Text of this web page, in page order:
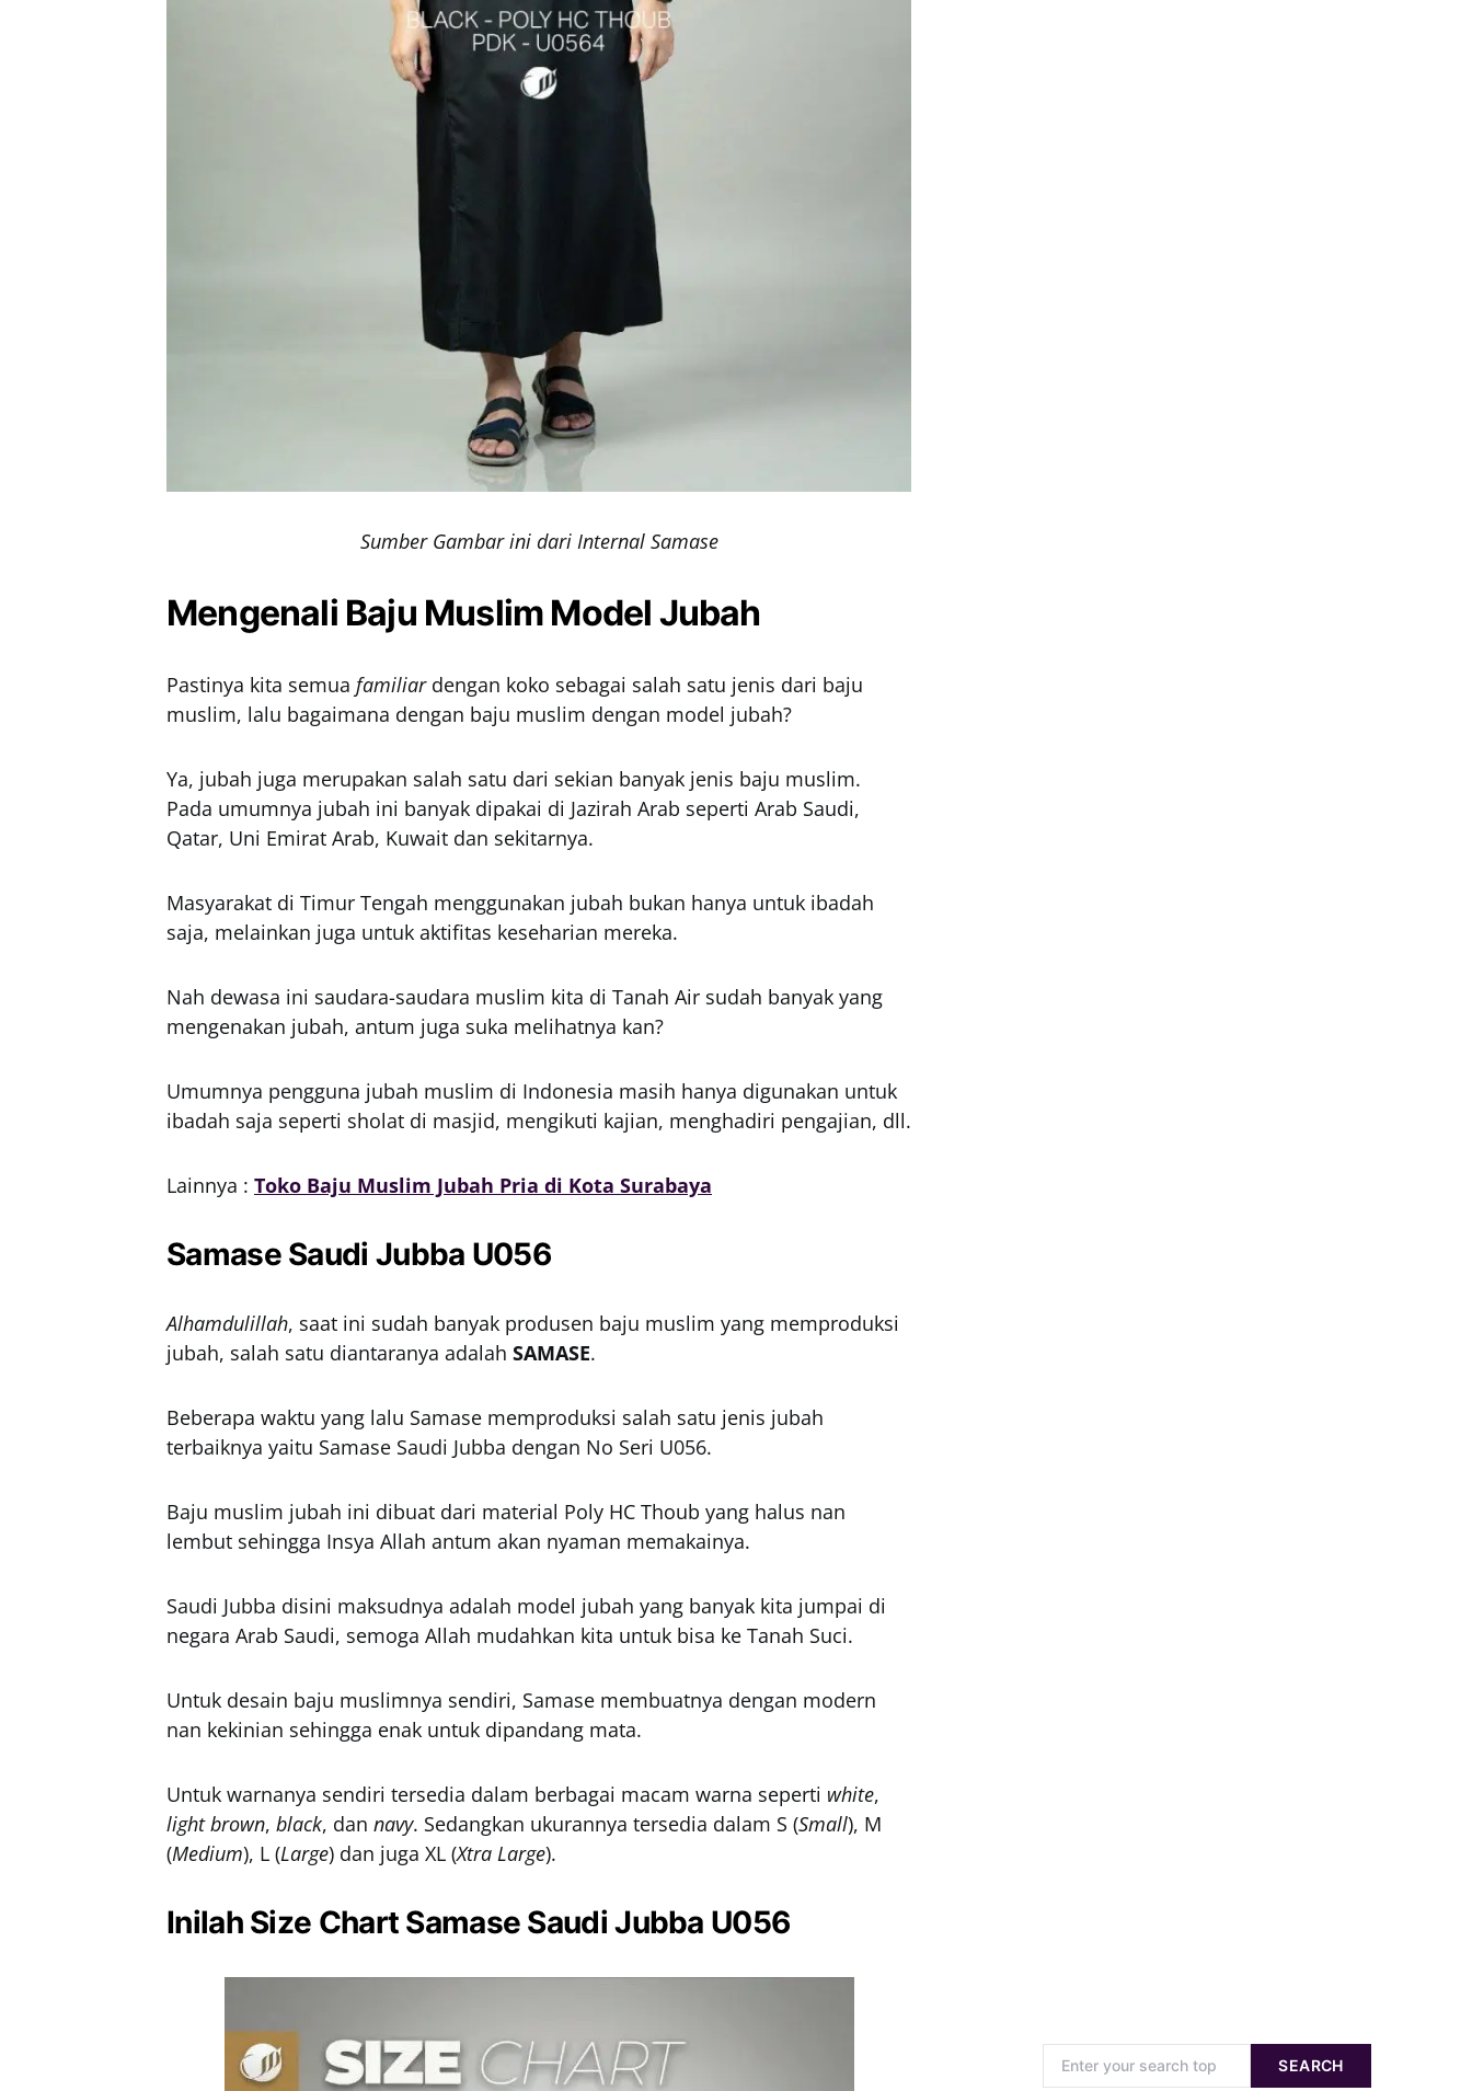
Sumber Gambar ini dari Internal Samase
Mengenali Baju Muslim Model Jubah
Pastinya kita semua familiardengan koko sebagai salah satu jenis dari baju
muslim, lalu bagaimana dengan baju muslim dengan model jubah?
Ya, jubah juga merupakan salah satu dari sekian banyak jenis baju muslim.
Pada umumnya jubah ini banyak dipakai di Jazirah Arab seperti Arab Saudi,
Qatar, Uni Emirat Arab, Kuwait dan sekitarnya.
Masyarakat di Timur Tengah menggunakan jubah bukan hanya untuk ibadah
saja, melainkan juga untuk aktifitas keseharian mereka.
Nah dewasa ini saudara-saudara muslim kita di Tanah Air sudah banyak yang
mengenakan jubah, antum juga suka melihatnya kan?
Umumnya pengguna jubah muslim di Indonesia masih hanya digunakan untuk
ibadah saja seperti sholat di masjid, mengikuti kajian, menghadiri pengajian, dll.
Lainnya : Toko Baju Muslim Jubah Pria di Kota Surabaya
Samase Saudi Jubba U056
Alhamdulillah, saat ini sudah banyak produsen baju muslim yang memproduksi
jubah, salah satu diantaranya adalah SAMASE.
Beberapa waktu yang lalu Samase memproduksi salah satu jenis jubah
terbaiknya yaitu Samase Saudi Jubba dengan No Seri U056.
Baju muslim jubah ini dibuat dari material Poly HC Thoub yang halus nan
lembut sehingga Insya Allah antum akan nyaman memakainya.
Saudi Jubba disini maksudnya adalah model jubah yang banyak kita jumpai di
negara Arab Saudi, semoga Allah mudahkan kita untuk bisa ke Tanah Suci.
Untuk desain baju muslimnya sendiri, Samase membuatnya dengan modern
nan kekinian sehingga enak untuk dipandang mata.
Untuk warnanya sendiri tersedia dalam berbagai macam warna seperti white,
light brown, black, dan navy. Sedangkan ukurannya tersedia dalam S (Small), M
(Medium), L (Large) dan juga XL (Xtra Large).
Inilah Size Chart Samase Saudi Jubba U056
SEARCH